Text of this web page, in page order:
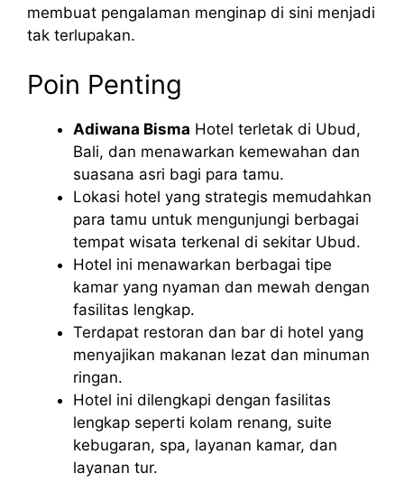
membuat pengalaman menginap di sini menjadi
tak terlupakan.
Poin Penting
Adiwana Bisma Hotel terletak di Ubud,
Bali, dan menawarkan kemewahan dan
suasana asri bagi para tamu.
Lokasi hotel yang strategis memudahkan
para tamu untuk mengunjungi berbagai
tempat wisata terkenal di sekitar Ubud.
Hotel ini menawarkan berbagai tipe
kamar yang nyaman dan mewah dengan
fasilitas lengkap.
Terdapat restoran dan bar di hotel yang
menyajikan makanan lezat dan minuman
ringan.
Hotel ini dilengkapi dengan fasilitas
lengkap seperti kolam renang, suite
kebugaran, spa, layanan kamar, dan
layanan tur.